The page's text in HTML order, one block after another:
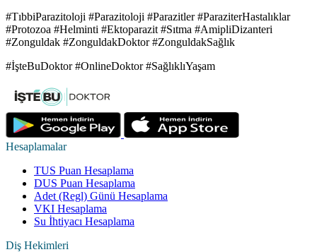
#TıbbiParazitoloji #Parazitoloji #Parazitler #ParaziterHastalıklar
#Protozoa #Helminti #Ektoparazit #Sıtma #AmipliDizanteri
#Zonguldak #ZonguldakDoktor #ZonguldakSağlık
#İşteBuDoktor #OnlineDoktor #SağlıklıYaşam
Hesaplamalar
TUS Puan Hesaplama
DUS Puan Hesaplama
Adet (Regl) Günü Hesaplama
VKI Hesaplama
Su İhtiyacı Hesaplama
Diş Hekimleri